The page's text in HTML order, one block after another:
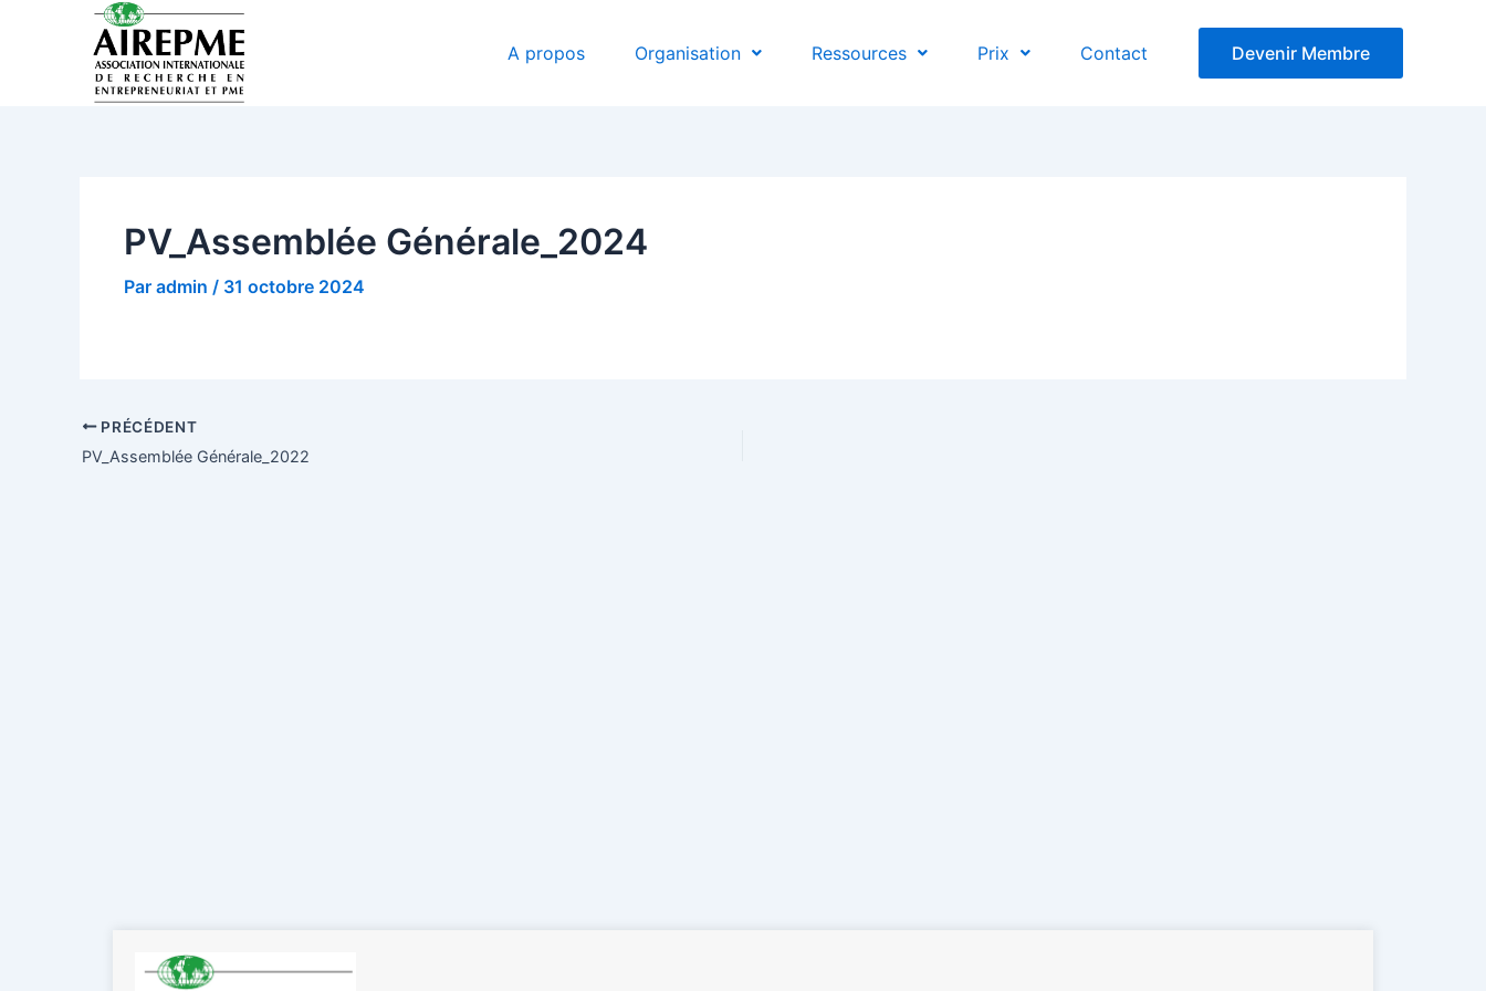
A propos Organisation Ressources Prix Contact Devenir Membre
PV_Assemblée Générale_2024
Par admin / 31 octobre 2024
Navigation
des
articles
PRÉCÉDENT
PV_Assemblée Générale_2022